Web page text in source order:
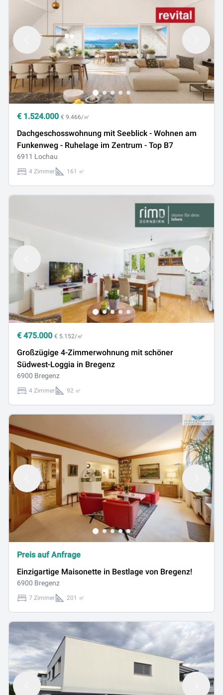
€ 1.524.000 € 9.466/㎡
Dachgeschosswohnung mit Seeblick - Wohnen am
Funkenweg - Ruhelage im Zentrum - Top B7
6911 Lochau
4 Zimmer 161 ㎡
€ 475.000 € 5.152/㎡
Großzügige 4-Zimmerwohnung mit schöner
Südwest-Loggia in Bregenz
6900 Bregenz
4 Zimmer 92 ㎡
Preis auf Anfrage
Einzigartige Maisonette in Bestlage von Bregenz!
6900 Bregenz
7 Zimmer 201 ㎡